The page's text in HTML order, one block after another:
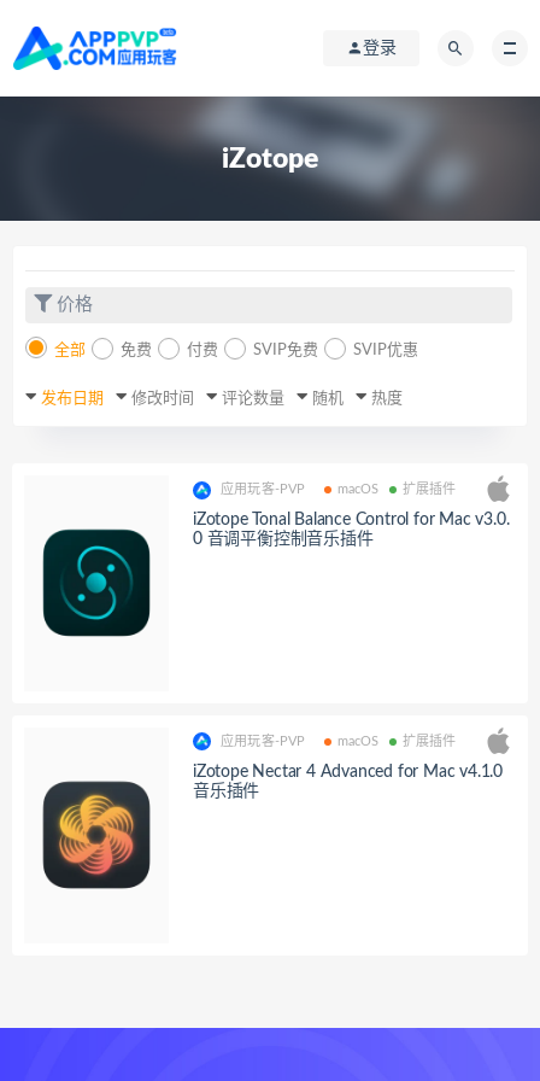
登录
iZotope
价格
全部 免费 付费 SVIP免费 SVIP优惠
发布日期 修改时间 评论数量 随机 热度
应用玩客-PVP macOS 扩展插件
iZotope Tonal Balance Control for Mac v3.0.
0 音调平衡控制音乐插件
应用玩客-PVP macOS 扩展插件
iZotope Nectar 4 Advanced for Mac v4.1.0
音乐插件